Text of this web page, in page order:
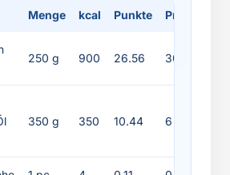
Menge kcal Punkte Protein
250 g 900 26.56 30
350 g 350 10.44 6